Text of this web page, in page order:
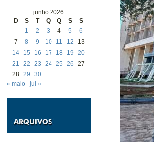
junho 2026
D
S T Q Q S
S
1
2 3 4 5
6
7
8 9 10 11 12
13
14
15 16 17 18 19
20
21
22 23 24 25 26
27
28 29
30
« maio
jul »